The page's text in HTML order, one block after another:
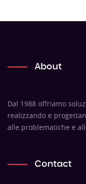
About
Dal 1988 offriamo
realizzando e
alle problematiche e
Contact